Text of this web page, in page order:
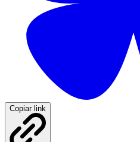
Copiar link